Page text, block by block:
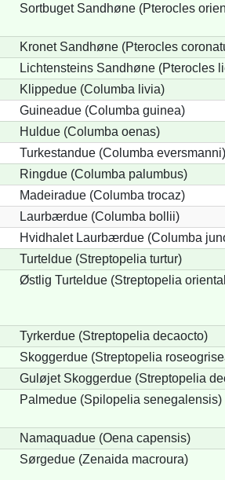
Sortbuget Sandhøne (Pterocles
Kronet Sandhøne (Pterocles
Lichtensteins Sandhøne (Pterocles
Klippedue (Columba livia)
Guineadue (Columba guinea)
Huldue (Columba oenas)
Turkestandue (Columba eversmanni)
Ringdue (Columba palumbus)
Madeiradue (Columba trocaz)
Laurbærdue (Columba bollii)
Hvidhalet Laurbærdue (Columba
Turteldue (Streptopelia turtur)
Østlig Turteldue (Streptopelia
Tyrkerdue (Streptopelia decaocto)
Skoggerdue (Streptopelia
Guløjet Skoggerdue (Streptopelia
Palmedue (Spilopelia senegalensis)
Namaquadue (Oena capensis)
Sørgedue (Zenaida macroura)